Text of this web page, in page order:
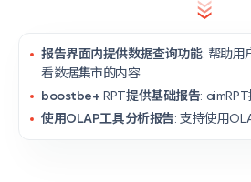
报告界面内提供数据查询功能: 帮助用
看数据集市的内容
boostbe+ RPT提供基础报告:
使用OLAP工具分析报告: 支持使用